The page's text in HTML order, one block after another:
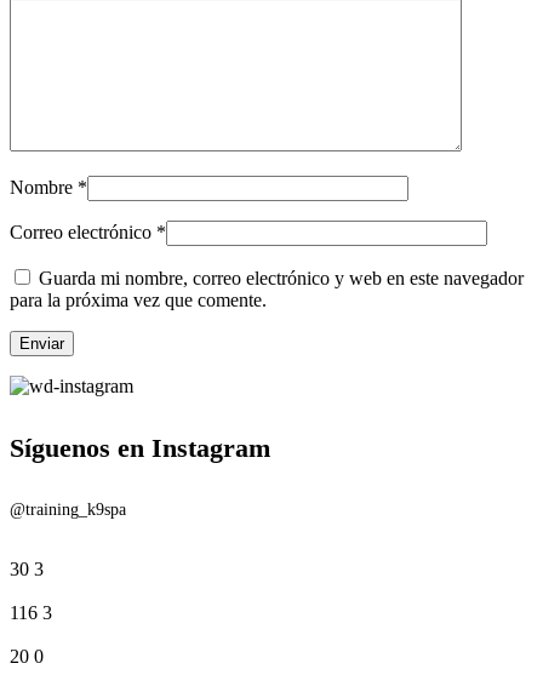
Nombre *
Correo electrónico *
Guarda mi nombre, correo electrónico y web en este navegador
para la próxima vez que comente.
Síguenos en Instagram
@training_k9spa
30 3
116 3
20 0